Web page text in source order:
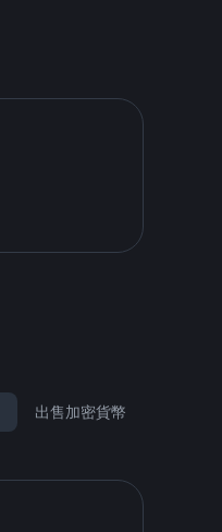
出售加密貨幣